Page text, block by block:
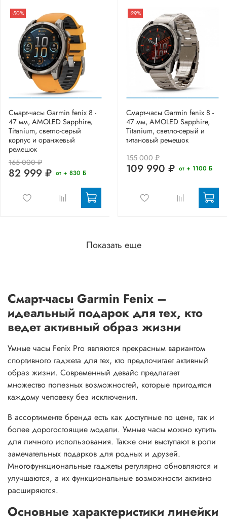
-50%
Смарт-часы Garmin fenix 8 -
47 мм, AMOLED Sapphire,
Titanium, светло-серый
корпус и оранжевый
ремешок
165 000 ₽
82 999 ₽ от + 830 Б
-29%
Смарт-часы Garmin fenix 8 -
47 мм, AMOLED Sapphire,
Titanium, светло-серый и
титановый ремешок
155 000 ₽
109 990 ₽ от + 1100 Б
Показать еще
Смарт-часы Garmin Fenix –
идеальный подарок для тех, кто
ведет активный образ жизни
Умные часы Fenix Pro являются прекрасным вариантом
спортивного гаджета для тех, кто предпочитает активный
образ жизни. Современный девайс предлагает
множество полезных возможностей, которые пригодятся
каждому человеку без исключения.
В ассортименте бренда есть как доступные по цене, так и
более дорогостоящие модели. Умные часы можно купить
для личного использования. Также они выступают в роли
замечательных подарков для родных и друзей.
Многофункциональные гаджеты регулярно обновляются и
улучшаются, а их функциональные возможности активно
расширяются.
Основные характеристики линейки